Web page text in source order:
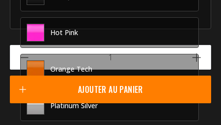
Hot Pink
Orange Tech
Platinum Silver
AJOUTER AU PANIER